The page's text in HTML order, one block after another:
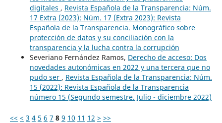
digitales , Revista Española de la Transparencia: Núm.
17 Extra (2023): Núm. 17 (Extra 2023): Revista
Española de la Transparencia. Monográfico sobre
protección de datos y su conciliación con la
transparencia y la lucha contra la corrupción
Severiano Fernández Ramos, Derecho de acceso: Dos
novedades autonómicas en 2022 y una tercera que no
pudo ser , Revista Española de la Transparencia: Núm.
15 (2022): Revista Española de la Transparencia
número 15 (Segundo semestre. Julio - diciembre 2022)
<< < 3 4 5 6 7 8 9 10 11 12 > >>